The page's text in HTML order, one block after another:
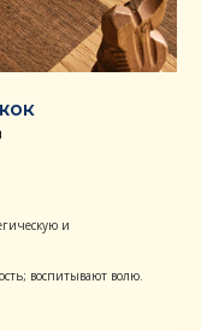
и
воспитывают волю.